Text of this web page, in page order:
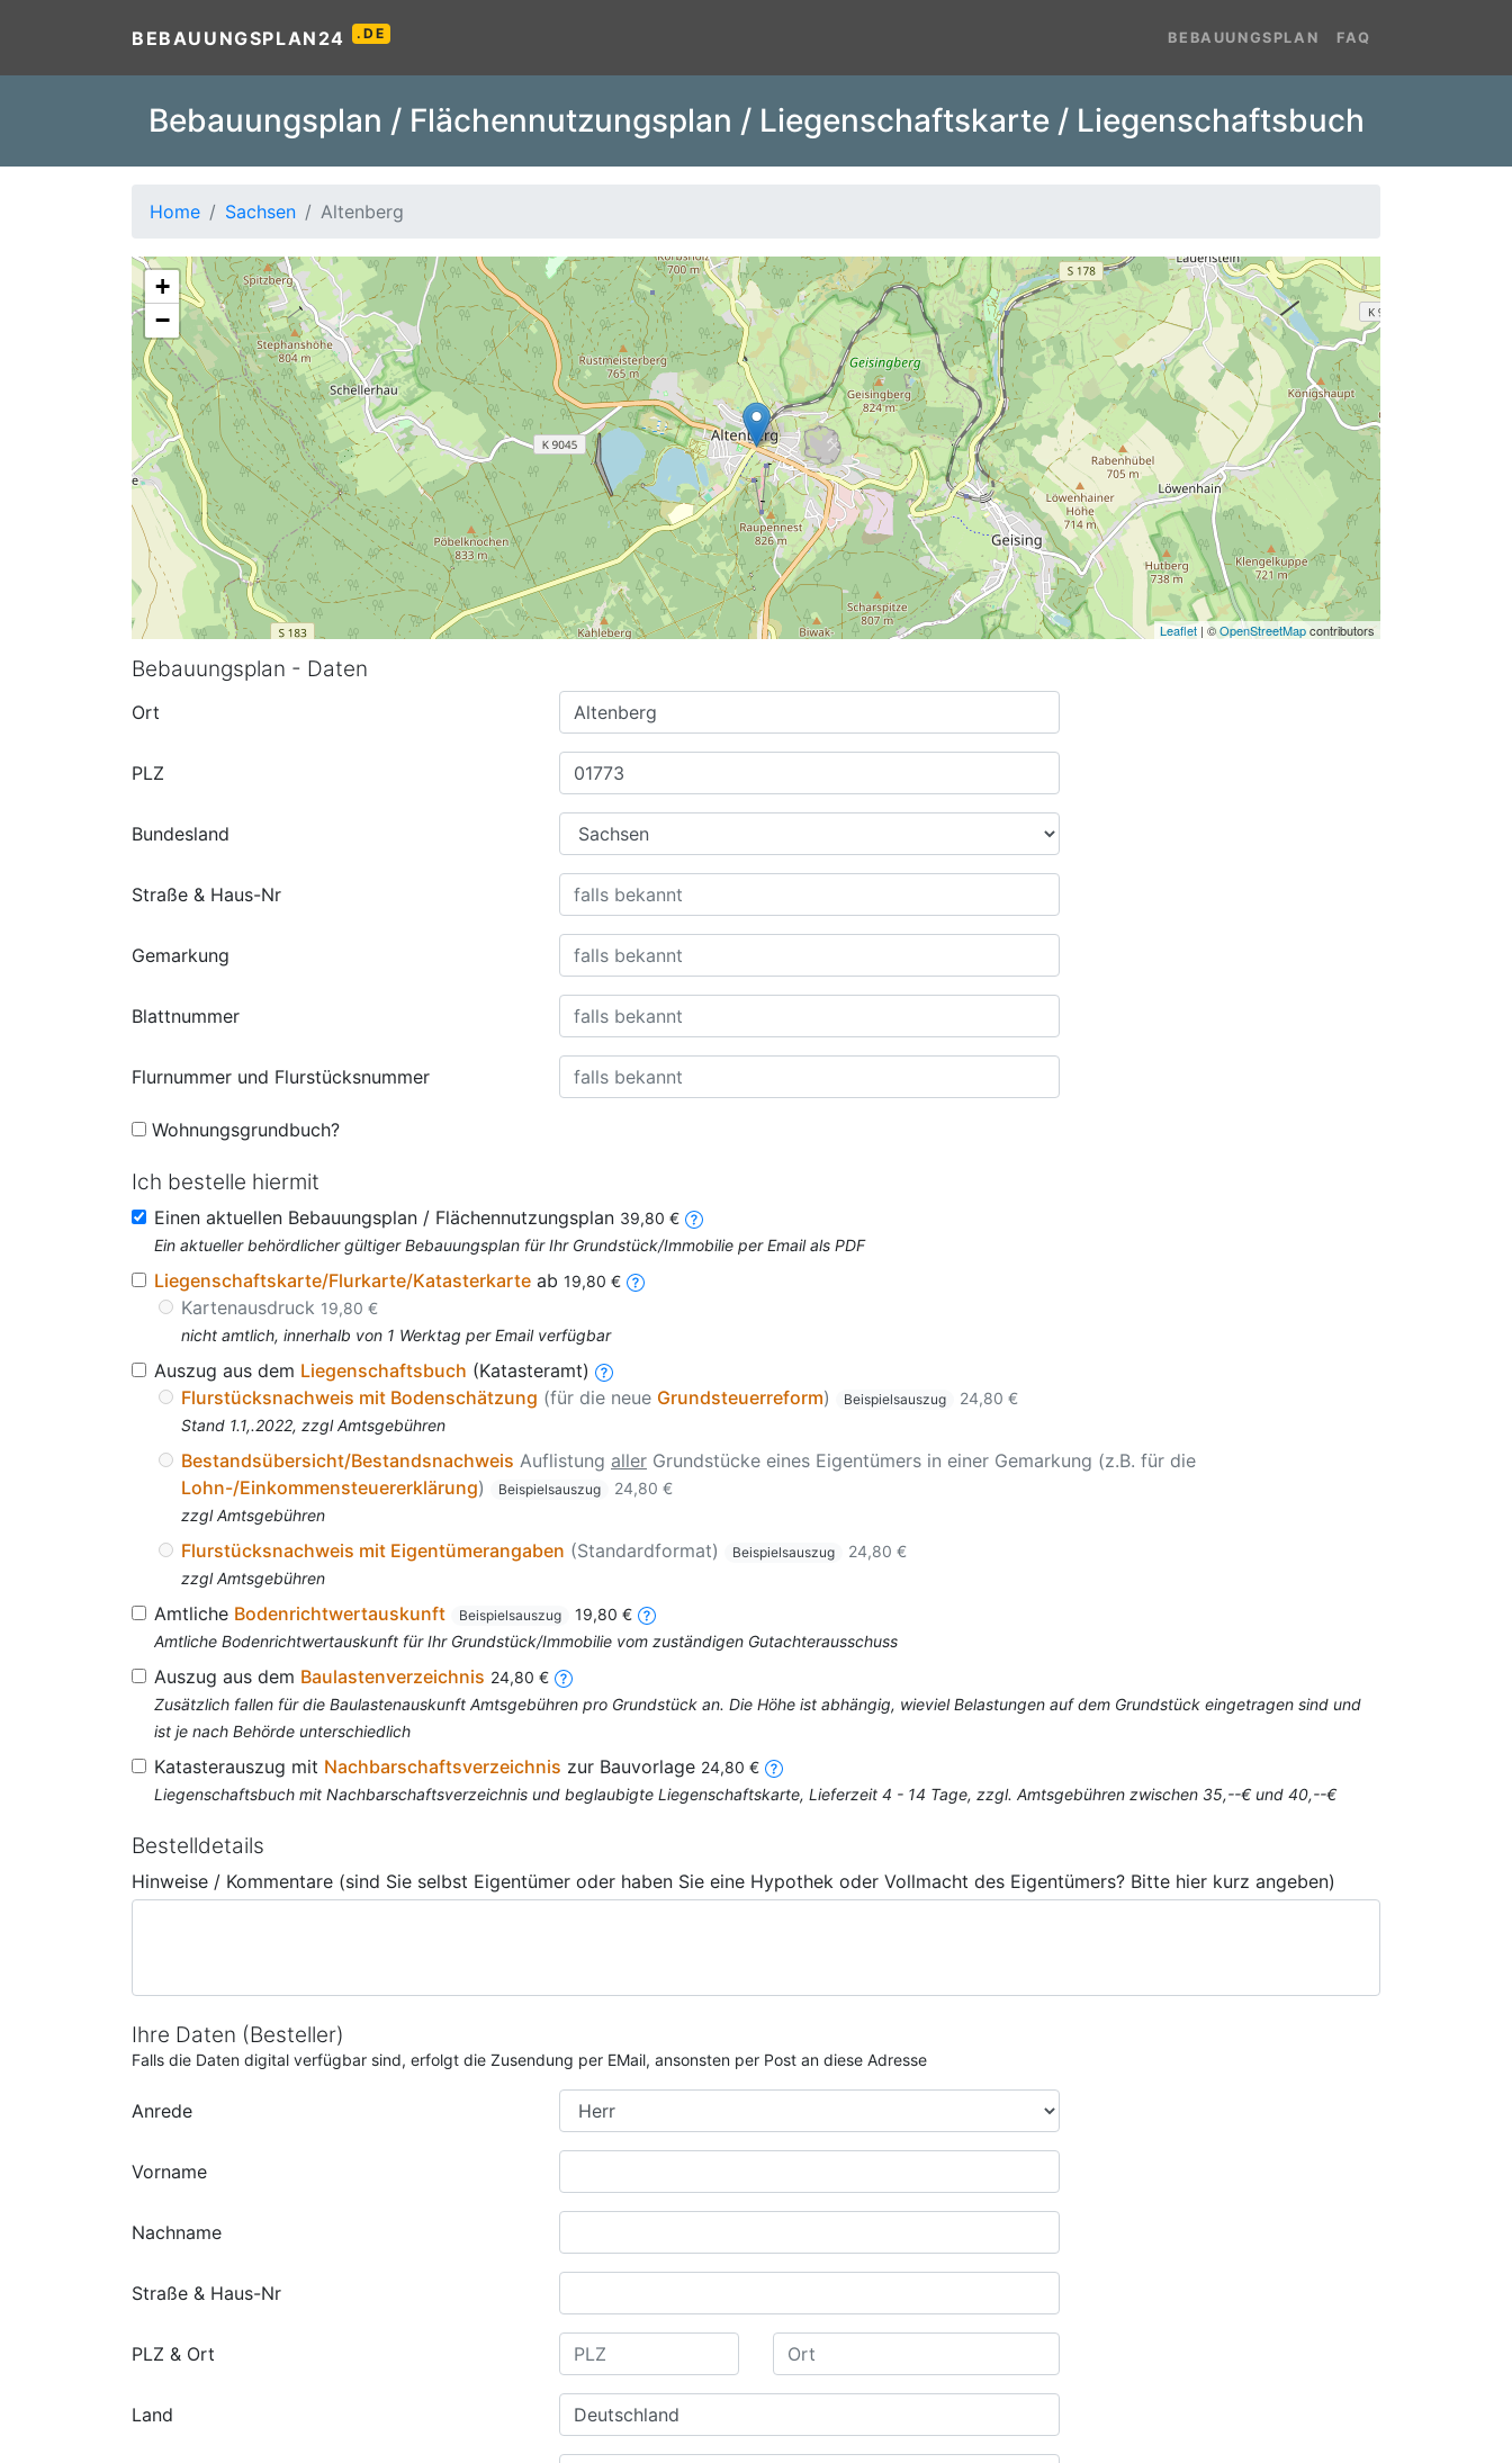
BEBAUUNGSPLAN24 .DE BEBAUUNGSPLAN FAQ
Bebauungsplan / Flächennutzungsplan / Liegenschaftskarte / Liegenschaftsbuch
Home Sachsen Altenberg
+
−
Leaflet | ©OpenStreetMapcontributors
Bebauungsplan - Daten
Ort
PLZ
Bundesland
Straße & Haus-Nr
Gemarkung
Blattnummer
Flurnummer und Flurstücksnummer
Wohnungsgrundbuch?
Ich bestelle hiermit
Einen aktuellen Bebauungsplan / Flächennutzungsplan 39,80 €
Ein aktueller behördlicher gültiger Bebauungsplan für Ihr Grundstück/Immobilie per Email als PDF
Liegenschaftskarte/Flurkarte/Katasterkarte ab 19,80 €
Kartenausdruck 19,80 €
nicht amtlich, innerhalb von 1 Werktag per Email verfügbar
Auszug aus dem Liegenschaftsbuch (Katasteramt)
Flurstücksnachweis mit Bodenschätzung (für die neue Grundsteuerreform) Beispielsauszug
24,80 €
Stand 1.1,.2022, zzgl Amtsgebühren
Bestandsübersicht/Bestandsnachweis Auflistung aller Grundstücke eines Eigentümers in einer Gemarkung (z.B. für die
Lohn-/Einkommensteuererklärung) Beispielsauszug
24,80 €
zzgl Amtsgebühren
Flurstücksnachweis mit Eigentümerangaben (Standardformat) Beispielsauszug
24,80 €
zzgl Amtsgebühren
Amtliche Bodenrichtwertauskunft Beispielsauszug
19,80 €
Amtliche Bodenrichtwertauskunft für Ihr Grundstück/Immobilie vom zuständigen Gutachterausschuss
Auszug aus dem Baulastenverzeichnis 24,80 €
Zusätzlich fallen für die Baulastenauskunft Amtsgebühren pro Grundstück an. Die Höhe ist abhängig, wieviel Belastungen auf dem Grundstück eingetragen sind und
ist je nach Behörde unterschiedlich
Katasterauszug mit Nachbarschaftsverzeichnis zur Bauvorlage 24,80 €
Liegenschaftsbuch mit Nachbarschaftsverzeichnis und beglaubigte Liegenschaftskarte, Lieferzeit 4 - 14 Tage, zzgl. Amtsgebühren zwischen 35,--€ und 40,--€
Bestelldetails
Hinweise / Kommentare (sind Sie selbst Eigentümer oder haben Sie eine Hypothek oder Vollmacht des Eigentümers? Bitte hier kurz angeben)
Ihre Daten (Besteller)
Falls die Daten digital verfügbar sind, erfolgt die Zusendung per EMail, ansonsten per Post an diese Adresse
Anrede
Vorname
Nachname
Straße & Haus-Nr
PLZ & Ort
Land